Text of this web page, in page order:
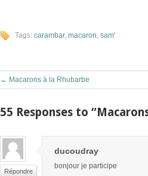
Tags: carambar, macaron, sam'
← Macarons à la Rhubarbe
55 Responses to
Répondre
ducoudray
bonjour je participe